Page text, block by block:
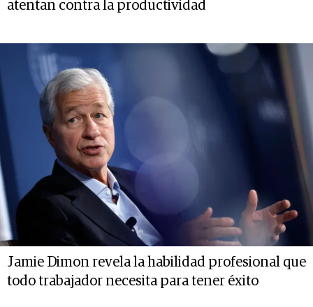
atentan contra la productividad
Jamie Dimon revela la habilidad profesional que
todo trabajador necesita para tener éxito